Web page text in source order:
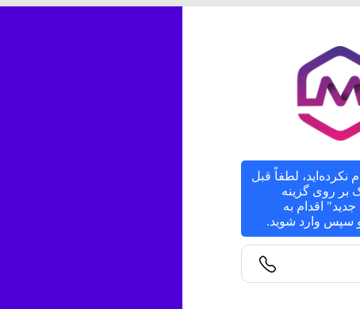
نکرده‌اید، لطفاً قبل
بر روی گزینه
اقدام به
و سپس وارد شوید.